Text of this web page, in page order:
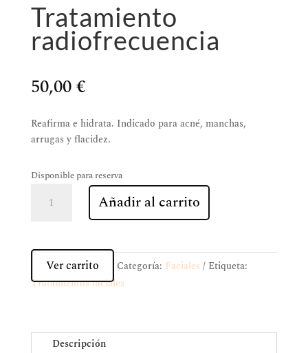
Tratamiento
radiofrecuencia
50,00€
Reafirma e hidrata. Indicado para acné, manchas,
arrugas y flacidez.
Disponible para reserva
radiofrecuencia Añadir al carrito
Ver carrito Categoría: Faciales
Etiqueta:
Tratamientos faciales
Descripción